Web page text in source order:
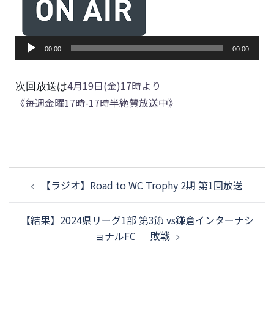
声
レ
ー
00:00 00:00
次回放送は4月19日(金)17時より
《毎週金曜17時-17時半絶賛放送中》
【ラジオ】Road to WC Trophy 2期 第1回放送
【結果】2024県リーグ1部 第3節 vs鎌倉インターナシ
ョナルFC 敗戦